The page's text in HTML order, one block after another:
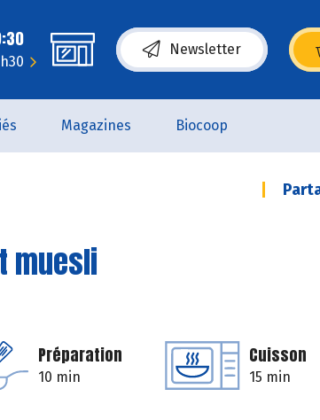
Newsletter
(s’ouvre dans une nouvelle
Magazines Biocoop
muesli
Préparation
10 min
Cuisson
15 min